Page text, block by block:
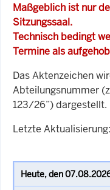
Maßgeblich ist nur
Sitzungssaal.
Technisch bedingt
Termine als
Das Aktenzeichen
Abteilungsnummer
123/26”) dargestellt.
Letzte